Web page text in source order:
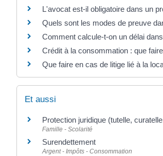
L'avocat est-il obligatoire dans un
Quels sont les modes de preuve
Comment calcule-t-on un délai
Crédit à la consommation : que
Que faire en cas de litige lié à la
Et aussi
Protection juridique (tutelle,
Famille - Scolarité
Surendettement
Argent - Impôts - Consommation